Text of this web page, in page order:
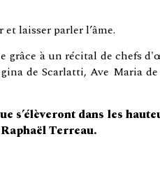
laisser parler l’âme.
grâce à un récital de chefs
de Scarlatti, Ave Maria
s’élèveront dans les
Terreau.